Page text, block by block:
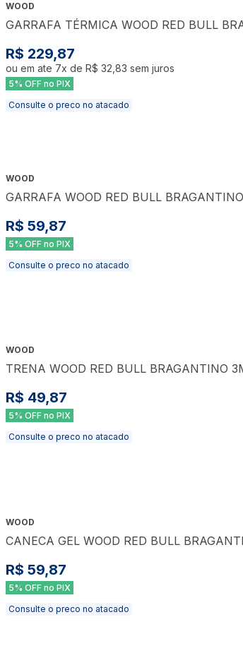
WOOD
GARRAFA TÉRMICA WOOD RED BULL
R$ 229,87
ou em ate 7x de R$ 32,83 sem juros
5% OFF no PIX
Consulte o preco no atacado
WOOD
GARRAFA WOOD RED BULL
R$ 59,87
5% OFF no PIX
Consulte o preco no atacado
WOOD
TRENA WOOD RED BULL BRAGANTINO
R$ 49,87
5% OFF no PIX
Consulte o preco no atacado
WOOD
CANECA GEL WOOD RED BULL
R$ 59,87
5% OFF no PIX
Consulte o preco no atacado